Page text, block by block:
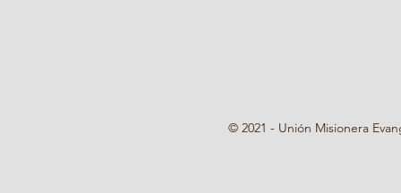
© 2021 - Unión Misionera